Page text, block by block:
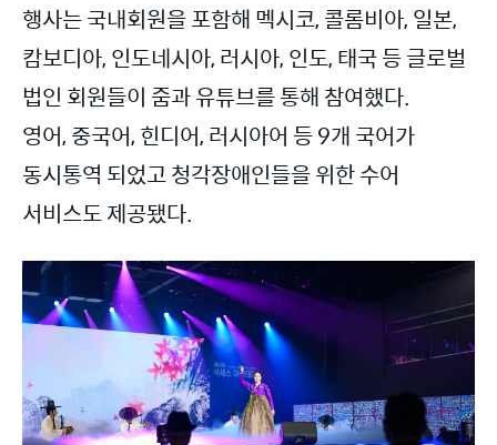
행사는 국내회원을 포함해 멕시코, 콜롬비아, 일본,
캄보디아, 인도네시아, 러시아, 인도, 태국 등 글로벌
법인 회원들이 줌과 유튜브를 통해 참여했다.
영어, 중국어, 힌디어, 러시아어 등 9개 국어가
동시통역 되었고 청각장애인들을 위한 수어
서비스도 제공됐다.